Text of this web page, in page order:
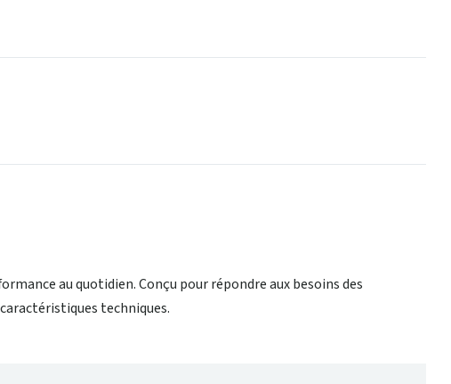
au quotidien. Conçu pour répondre aux besoins des
techniques.